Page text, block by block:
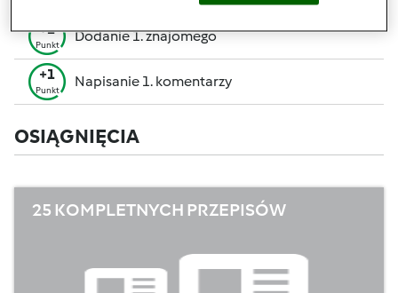
+1
Punkt
Dodanie 1. znajomego
+1
Punkt
Napisanie 1. komentarzy
OSIĄGNIĘCIA
25 KOMPLETNYCH PRZEPISÓW